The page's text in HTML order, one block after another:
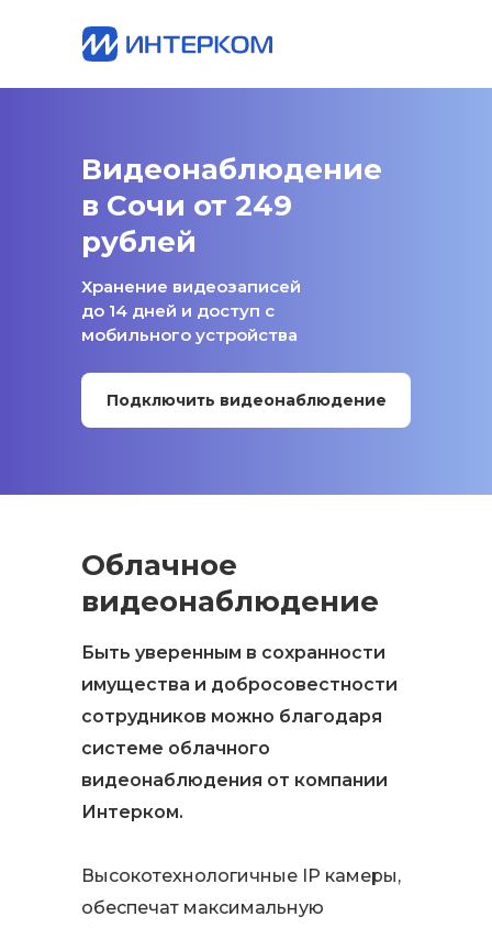
Видеонаблюдение
в Сочи от 249
рублей
Хранение видеозаписей
до 14 дней и доступ с
мобильного устройства
Подключить видеонаблюдение
Облачное
видеонаблюдение
Быть уверенным в сохранности
имущества и добросовестности
сотрудников можно благодаря
системе облачного
видеонаблюдения от компании
Интерком.
Высокотехнологичные IP камеры,
обеспечат максимальную